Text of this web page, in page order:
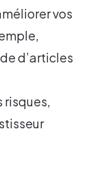
vos
d’articles
risques,